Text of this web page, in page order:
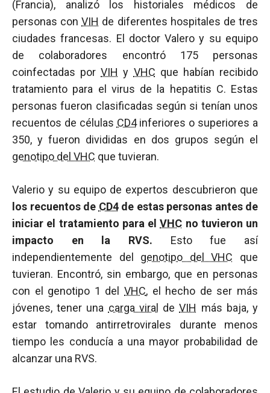
(Francia), analizó los historiales médicos de
personas conVIH de diferentes hospitales de tres
ciudades francesas. El doctor Valero y su equipo
de colaboradores encontró 175 personas
coinfectadas porVIH y VHC que habían recibido
tratamiento para el virus de la hepatitis C. Estas
personas fueron clasificadas según si tenían unos
recuentos de células CD4inferiores o superiores a
350, y fueron divididas en dos grupos según el
genotipo del VHC que tuvieran.
Valerio y su equipo de expertos descubrieron que
los recuentos de CD4de estas personas antes de
iniciar el tratamiento para elVHC no tuvieron un
impacto en la RVS. Esto fue así
independientemente del genotipo del VHC que
tuvieran. Encontró, sin embargo, que en personas
con el genotipo 1 del VHC, el hecho de ser más
jóvenes, tener una carga viral deVIH más baja, y
estar tomando antirretrovirales durante menos
tiempo les conducía a una mayor probabilidad de
alcanzar una RVS.